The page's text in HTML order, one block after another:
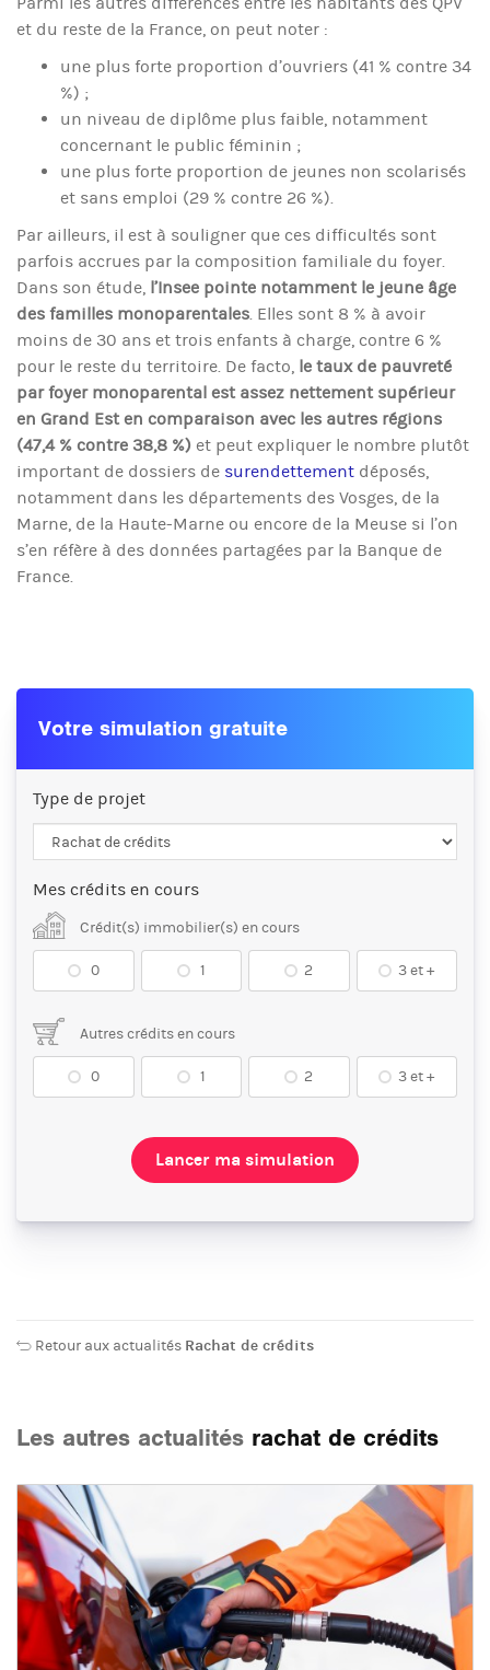
et du reste de la France, on peut noter :
une plus forte proportion d’ouvriers (41 % contre 34
%) ;
un niveau de diplôme plus faible, notamment
concernant le public féminin ;
une plus forte proportion de jeunes non scolarisés
et sans emploi (29 % contre 26 %).
Par ailleurs, il est à souligner que ces difficultés sont
parfois accrues par la composition familiale du foyer.
Dans son étude, l’Insee pointe notamment le jeune âge
des familles monoparentales. Elles sont 8 % à avoir
moins de 30 ans et trois enfants à charge, contre 6 %
pour le reste du territoire. De facto, le taux de pauvreté
par foyer monoparental est assez nettement supérieur
en Grand Est en comparaison avec les autres régions
(47,4 % contre 38,8 %) et peut expliquer le nombre plutôt
important de dossiers de surendettement déposés,
notamment dans les départements des Vosges, de la
Marne, de la Haute-Marne ou encore de la Meuse si l’on
s’en réfère à des données partagées par la Banque de
France.
Votre simulation gratuite
Type de projet
Mes crédits en cours
Crédit(s) immobilier(s) en cours
0 1 2 3 et +
Autres crédits en cours
0 1 2 3 et +
Lancer ma simulation
Retour aux actualités Rachat de crédits
Les autres actualités rachat de crédits